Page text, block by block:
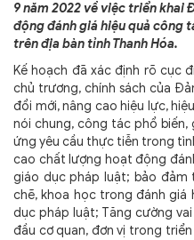
9 năm 2022 về việc triển khai
động đánh giá hiệu quả công
trên địa bàn tỉnh Thanh Hóa.
Kế hoạch đã xác định rõ cục
chủ trương, chính sách của
đổi mới, nâng cao hiệu lực,
nói chung, công tác phổ biến,
ứng yêu cầu thực tiễn trong
cao chất lượng hoạt động
giáo dục pháp luật; bảo đảm
chẽ, khoa học trong đánh giá
dục pháp luật; Tăng cường
đầu cơ quan, đơn vị trong